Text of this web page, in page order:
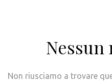
Non riusciamo a trovare